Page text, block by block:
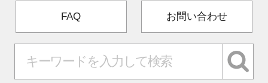
FAQ お問い合わせ